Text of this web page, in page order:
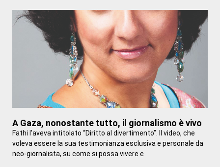
A Gaza, nonostante tutto, il giornalismo è vivo
Fathi l’aveva intitolato “Diritto al divertimento”. Il video, che
voleva essere la sua testimonianza esclusiva e personale da
neo-giornalista, su come si possa vivere e